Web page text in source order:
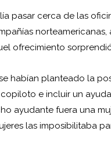
pasar cerca de las
norteamericanas,
ofrecimiento
habían planteado la
e incluir un
ayudante fuera una
las imposibilitaba